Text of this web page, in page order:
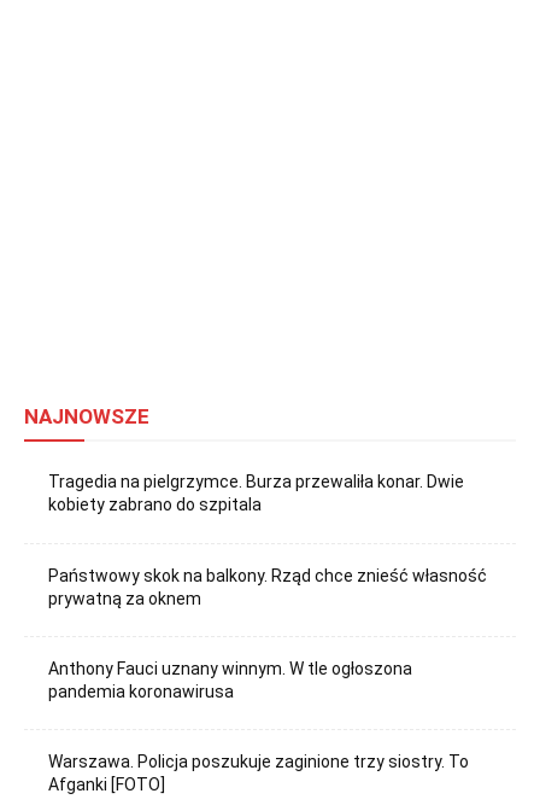
NAJNOWSZE
Tragedia na pielgrzymce. Burza przewaliła konar. Dwie
kobiety zabrano do szpitala
Państwowy skok na balkony. Rząd chce znieść własność
prywatną za oknem
Anthony Fauci uznany winnym. W tle ogłoszona
pandemia koronawirusa
Warszawa. Policja poszukuje zaginione trzy siostry. To
Afganki [FOTO]